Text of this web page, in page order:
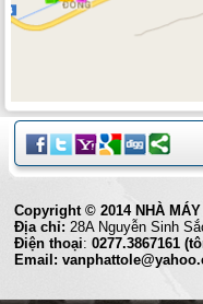
Copyright © 2014 NHÀ
Địa chỉ: 28A Nguyễn
Điện thoại:
Email: